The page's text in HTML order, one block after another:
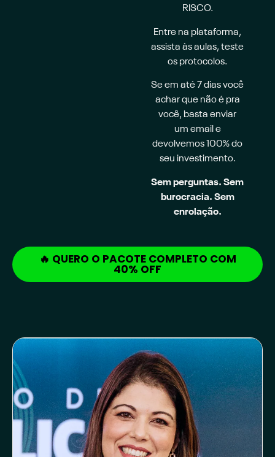
RISCO.
Entre na plataforma,
assista às aulas, teste
os protocolos.
Se em até 7 dias você
achar que não é pra
você, basta enviar
um email e
devolvemos 100% do
seu investimento.
Sem perguntas. Sem
burocracia. Sem
enrolação.
🔥 QUERO O PACOTE COMPLETO COM
40% OFF